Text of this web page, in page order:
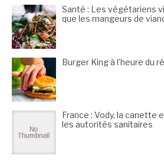
Santé : Les végétariens
que les mangeurs de
Burger King à l’heure du
France : Vody, la canette
les autorités sanitaires